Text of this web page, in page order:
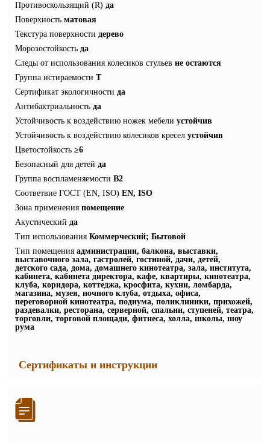
Противоскользящий (R) да
Поверхность матовая
Текстура поверхности дерево
Морозостойкость да
Следы от использования колесиков стульев не остаются
Группа истираемости Т
Сертификат экологичности да
Антибактриальность да
Устойчивость к воздействию ножек мебели устойчив
Устойчивость к воздействию колесиков кресел устойчив
Цветостойкость ≥6
Безопасный для детей да
Группа воспламеняемости В2
Соответвие ГОСТ (EN, ISO) EN, ISO
Зона применения помещение
Акустический да
Тип использования Коммерческий; Бытовой
Тип помещения администрации, балкона, выставки,
выставочного зала, гастролей, гостиной, дачи, детей,
детского сада, дома, домашнего кинотеатра, зала, института,
кабинета, кабинета директора, кафе, квартиры, кинотеатра,
клуба, коридора, коттеджа, кросфита, кухни, ломбарда,
магазина, музея, ночного клуба, отдыха, офиса,
переговорной кинотеатра, подиума, поликлиники, прихожей,
раздевалки, ресторана, серверной, спальни, ступеней, театра,
торговли, торговой площади, фитнеса, холла, школы, шоу
рума
Сертификаты и инструкции